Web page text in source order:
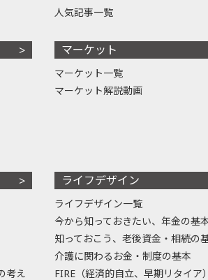
人気記事一覧
マーケット
マーケット一覧
マーケット解説動画
考え
ライフデザイン
ライフデザイン一覧
今から知っておきたい、年金の基
知っておこう、老後資金・相続の
介護に関わるお金・制度の基本
FIRE（経済的自立、早期リタイア）